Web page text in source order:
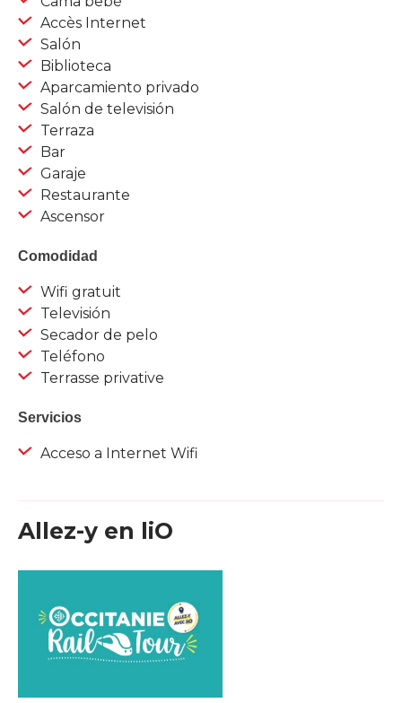
Accès Internet
Salón
Biblioteca
Aparcamiento privado
Salón de televisión
Terraza
Bar
Garaje
Restaurante
Ascensor
Comodidad
Wifi gratuit
Televisión
Secador de pelo
Teléfono
Terrasse privative
Servicios
Acceso a Internet Wifi
Allez-y en liO